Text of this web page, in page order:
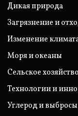
Дикая природа
Загрязнение и
Изменение
Моря и океаны
Сельское хозяйство
Технологии и
Углерод и выбросы